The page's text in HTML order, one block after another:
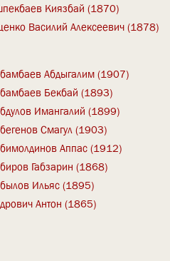
Киязбай (1870)
Василий Алексеевич (1878)
Абдыгалим (1907)
Бекбай (1893)
Имангалий (1899)
Смагул (1903)
Аппас (1912)
Габзарин (1868)
Ильяс (1895)
Антон (1865)